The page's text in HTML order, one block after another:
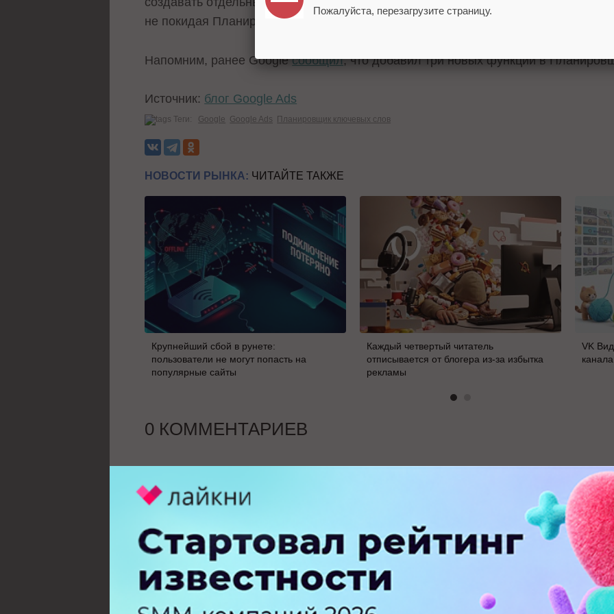
не покидая Планировщик ключевых слов.
Напомним, ранее Googleсообщил, что добавил три новых функции в
Источник: блог Google Ads
Теги: Google Google Ads Планировщик ключевых слов
НОВОСТИ РЫНКА: ЧИТАЙТЕ ТАКЖЕ
Крупнейший сбой в рунете:
пользователи не могут попасть на
популярные сайты
Каждый четвертый читатель
отписывается от блогера из-за избытка
рекламы
VK
0 КОММЕНТАРИЕВ
ПЕРЕЙТИ НА ПОЛНУЮ ВЕРСИЮ
© SEOnews.ru Все права защищены. 2026
Пожалуйста, перезагрузите страницу.